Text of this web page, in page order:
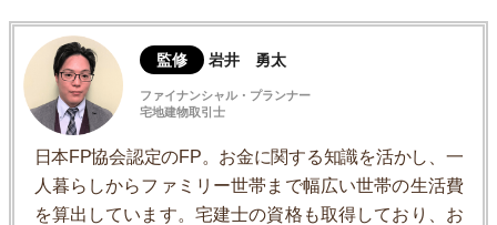
監修 岩井 勇太
ファイナンシャル・プランナー
宅地建物取引士
日本FP協会認定のFP。お金に関する知識を活かし、一
人暮らしからファミリー世帯まで幅広い世帯の生活費
を算出しています。宅建士の資格も取得しており、お